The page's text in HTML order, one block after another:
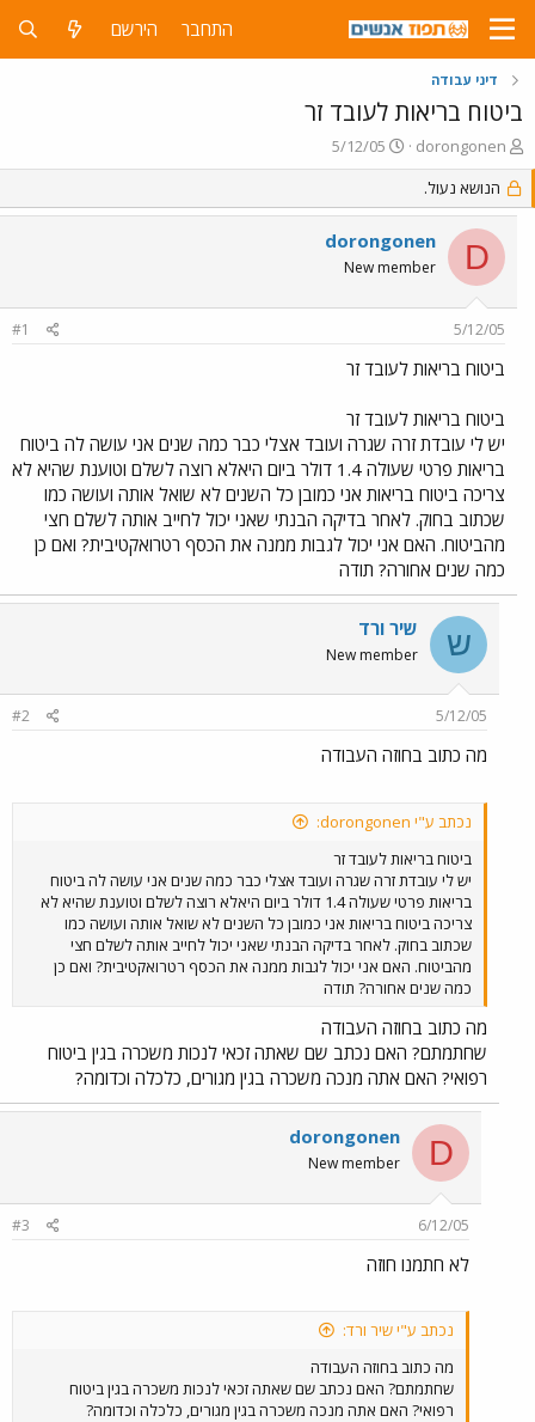
התחבר הירשם
דיני עבודה
ביטוח בריאות לעובד זר
פ
ו
ת
ח
נ
dorongonen
פ
ו
ס
ב
ת
ך
5/12/05
הנושא נעול.
D
dorongonen
New member
5/12/05
#1
ביטוח בריאות לעובד זר
ביטוח בריאות לעובד זר
יש לי עובדת זרה שגרה ועובד אצלי כבר כמה שנים אני עושה לה ביטוח
בריאות פרטי שעולה 1.4 דולר ביום היאלא רוצה לשלם וטוענת שהיא לא
צריכה ביטוח בריאות אני כמובן כל השנים לא שואל אותה ועושה כמו
שכתוב בחוק. לאחר בדיקה הבנתי שאני יכול לחייב אותה לשלם חצי
מהביטוח. האם אני יכול לגבות ממנה את הכסף רטרואקטיבית? ואם כן
כמה שנים אחורה? תודה
ש שיר ורד
New member
5/12/05
#2
מה כתוב בחוזה העבודה
נכתב ע"י dorongonen:
ביטוח בריאות לעובד זר
יש לי עובדת זרה שגרה ועובד אצלי כבר כמה שנים אני עושה לה ביטוח
בריאות פרטי שעולה 1.4 דולר ביום היאלא רוצה לשלם וטוענת שהיא לא
צריכה ביטוח בריאות אני כמובן כל השנים לא שואל אותה ועושה כמו
שכתוב בחוק. לאחר בדיקה הבנתי שאני יכול לחייב אותה לשלם חצי
מהביטוח. האם אני יכול לגבות ממנה את הכסף רטרואקטיבית? ואם כן
כמה שנים אחורה? תודה
מה כתוב בחוזה העבודה
שחתמתם? האם נכתב שם שאתה זכאי לנכות משכרה בגין ביטוח
רפואי? האם אתה מנכה משכרה בגין מגורים, כלכלה וכדומה?
D
dorongonen
New member
6/12/05
#3
לא חתמנו חוזה
נכתב ע"י שיר ורד:
מה כתוב בחוזה העבודה
שחתמתם? האם נכתב שם שאתה זכאי לנכות משכרה בגין ביטוח
רפואי? האם אתה מנכה משכרה בגין מגורים, כלכלה וכדומה?